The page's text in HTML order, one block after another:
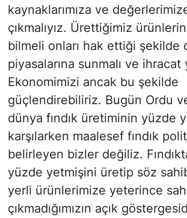
kaynaklarımıza ve
çıkmalıyız. Ürettiğimiz
bilmeli onları hak ettiği şekilde
piyasalarına sunmalı ve ihracat
Ekonomimizi ancak bu şekilde
güçlendirebiliriz. Bugün Ordu
dünya fındık üretiminin yüzde
karşılarken maalesef fındık
belirleyen bizler değiliz.
yüzde yetmişini üretip söz
yerli ürünlerimize yeterince
çıkmadığımızın açık